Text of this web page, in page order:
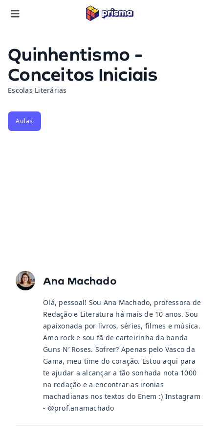
Quinhentismo -
Conceitos Iniciais
Escolas Literárias
Aulas
Ana Machado
Olá, pessoal! Sou Ana Machado, professora de
Redação e Literatura há mais de 10 anos. Sou
apaixonada por livros, séries, filmes e música.
Amo rock e sou fã de carteirinha da banda
Guns N’ Roses. Sofrer? Apenas pelo Vasco da
Gama, meu time do coração. Estou aqui para
te ajudar a alcançar a tão sonhada nota 1000
na redação e a encontrar as ironias
machadianas nos textos do Enem :) Instagram
- @prof.anamachado